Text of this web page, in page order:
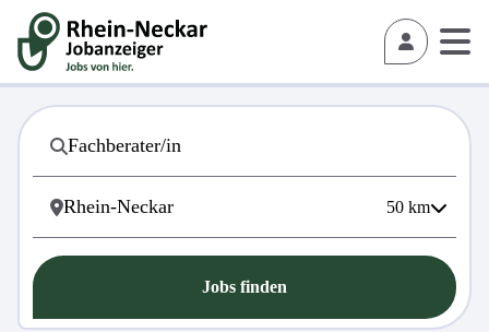
50 km
Jobs finden